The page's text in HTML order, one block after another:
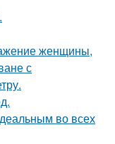
женщины,
с
во всех